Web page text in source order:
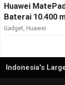
Huawei
Baterai 10.400
Gadget, Huawei
Indonesia's